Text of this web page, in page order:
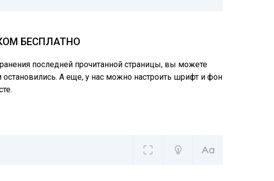
БЕСПЛАТНО
последней прочитанной страницы, вы можете
остановились. А еще, у нас можно настроить шрифт и фон